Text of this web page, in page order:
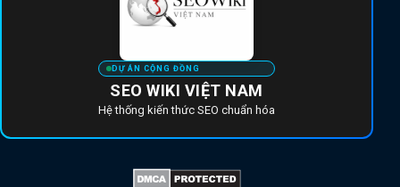
DỰ ÁN CỘNG ĐỒNG
SEO WIKI VIỆT NAM
Hệ thống kiến thức SEO chuẩn hóa